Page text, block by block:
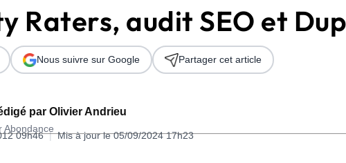
l'Ebook
Raters, audit SEO et
par Olivier Andrieu
Abondance
09h46 | Mis à jour le 05/09/2024 17h23
Nous suivre sur Google Partager cet article